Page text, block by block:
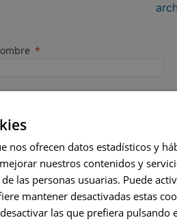
nos ofrecen datos estadísticos y
nuestros contenidos y
las personas usuarias. Puede
mantener desactivadas estas
las que prefiera pulsando